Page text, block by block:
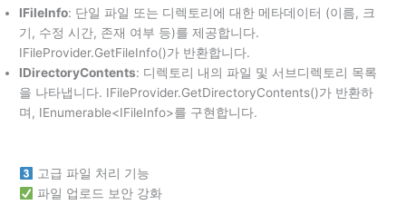
IFileInfo: 단일 파일 또는 디렉토리에 대한 메타데이터 (이름, 크
기, 수정 시간, 존재 여부 등)를 제공합니다.
IFileProvider.GetFileInfo()가 반환합니다.
IDirectoryContents: 디렉토리 내의 파일 및 서브디렉토리 목록
을 나타냅니다. IFileProvider.GetDirectoryContents()가 반환하
며, IEnumerable<IFileInfo>를 구현합니다.
고급 파일 처리 기능
파일 업로드 보안 강화